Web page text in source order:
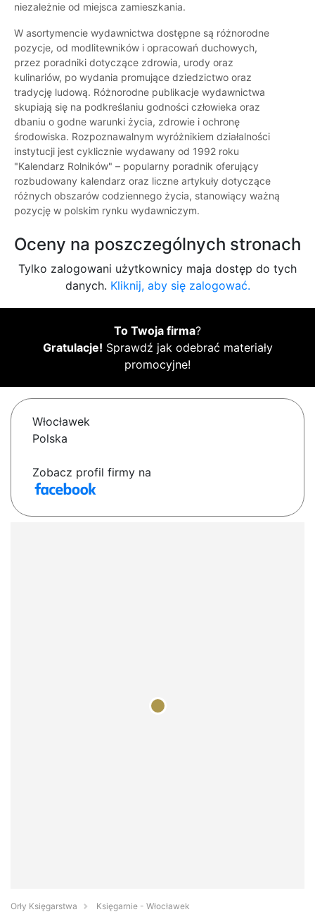
niezależnie od miejsca zamieszkania.
W asortymencie wydawnictwa dostępne są różnorodne
pozycje, od modlitewników i opracowań duchowych,
przez poradniki dotyczące zdrowia, urody oraz
kulinariów, po wydania promujące dziedzictwo oraz
tradycję ludową. Różnorodne publikacje wydawnictwa
skupiają się na podkreślaniu godności człowieka oraz
dbaniu o godne warunki życia, zdrowie i ochronę
środowiska. Rozpoznawalnym wyróżnikiem działalności
instytucji jest cyklicznie wydawany od 1992 roku
"Kalendarz Rolników" – popularny poradnik oferujący
rozbudowany kalendarz oraz liczne artykuły dotyczące
różnych obszarów codziennego życia, stanowiący ważną
pozycję w polskim rynku wydawniczym.
Oceny na poszczególnych stronach
Tylko zalogowani użytkownicy maja dostęp do tych
danych. Kliknij, aby się zalogować.
To Twoja firma?
Gratulacje! Sprawdź jak odebrać materiały
promocyjne!
Włocławek
Polska
Zobacz profil firmy na
Orły Księgarstwa
Księgarnie - Włocławek